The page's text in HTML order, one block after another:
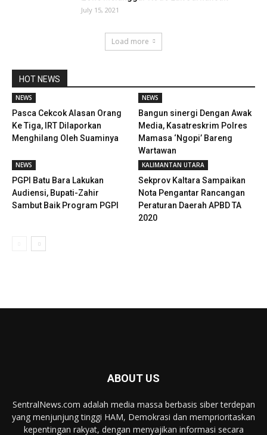
July 15, 2021
Load more
HOT NEWS
NEWS
Pasca Cekcok Alasan Orang
Ke Tiga, IRT Dilaporkan
Menghilang Oleh Suaminya
NEWS
Bangun sinergi Dengan Awak
Media, Kasatreskrim Polres
Mamasa ‘Ngopi’ Bareng
Wartawan
NEWS
PGPI Batu Bara Lakukan
Audiensi, Bupati-Zahir
Sambut Baik Program PGPI
KALIMANTAN UTARA
Sekprov Kaltara Sampaikan
Nota Pengantar Rancangan
Peraturan Daerah APBD TA
2020
ABOUT US
SentralNews.com adalah media massa berbasis siber terdepan
yang menjunjung tinggi HAM, Demokrasi dan memprioritaskan
kepentingan rakyat, dengan menyajikan informasi secara